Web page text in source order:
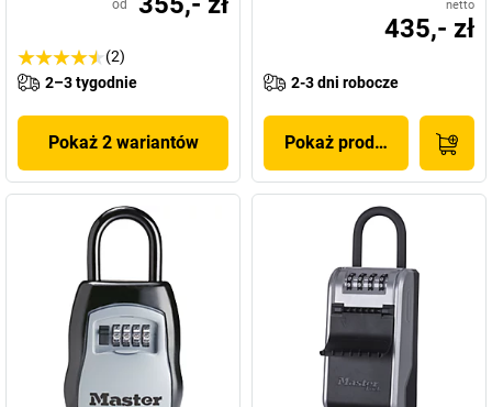
od
(2)
2–3 tygodnie
Pokaż 2 wariantów
netto
435,- zł
2-3 dni robocze
Pokaż produkt